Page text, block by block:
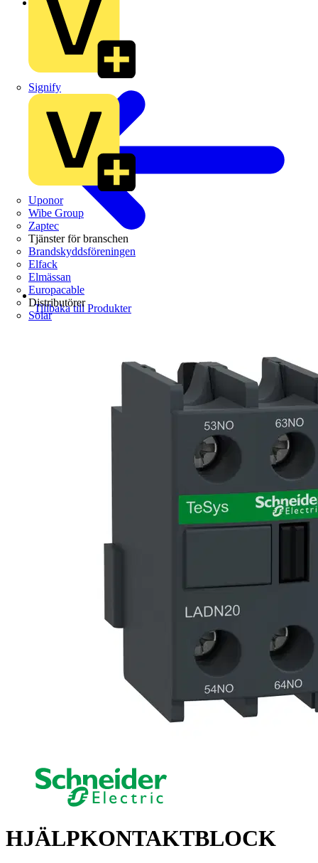
Signify
Uponor
Wibe Group
Zaptec
Tjänster för branschen
Brandskyddsföreningen
Elfack
Elmässan
Europacable
Distributörer
Solar
Tillbaka till Produkter
HJÄLPKONTAKTBLOCK